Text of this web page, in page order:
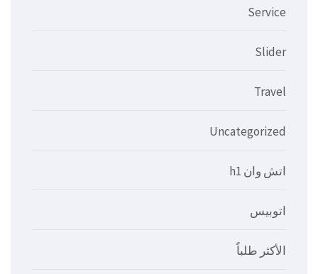
Service
Slider
Travel
Uncategorized
اتش وان h1
اتوبيس
الأكثر طلباً